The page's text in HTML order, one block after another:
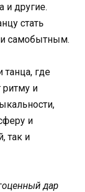
и другие.
стать
самобытным.
где
ритму и
и
так и
дар